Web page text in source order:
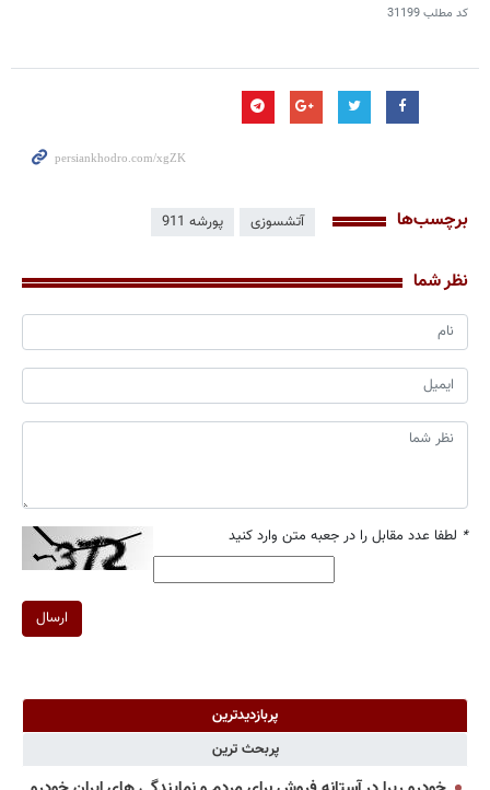
کد مطلب31199
برچسب‌ها آتشسوزی پورشه 911
نظر شما
* لطفا عدد مقابل را در جعبه متن وارد کنید
ارسال
پربازدیدترین
پربحث ترین